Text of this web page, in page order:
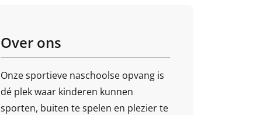
Over ons
Onze sportieve naschoolse opvang is
dé plek waar kinderen kunnen
sporten, buiten te spelen en plezier te